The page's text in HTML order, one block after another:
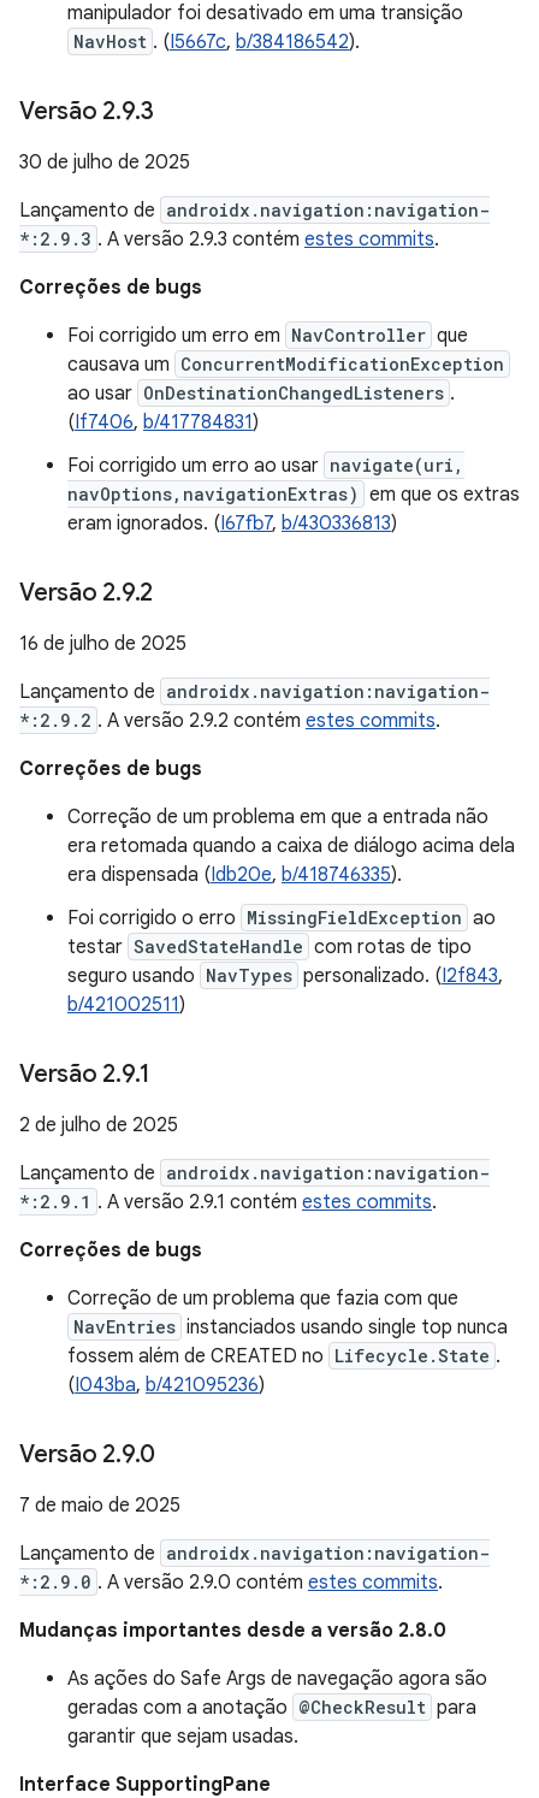
manipulador foi desativado em uma transição
NavHost . (I5667c, b/384186542).
Versão 2.9.3
30 de julho de 2025
Lançamento de androidx.navigation:navigation-
*:2.9.3 . A versão 2.9.3 contém estes commits.
Correções de bugs
Foi corrigido um erro em NavController que
causava um ConcurrentModificationException
ao usar OnDestinationChangedListeners .
(If7406, b/417784831)
Foi corrigido um erro ao usar navigate(uri,
navOptions,navigationExtras) em que os extras
eram ignorados. (I67fb7, b/430336813)
Versão 2.9.2
16 de julho de 2025
Lançamento de androidx.navigation:navigation-
*:2.9.2 . A versão 2.9.2 contém estes commits.
Correções de bugs
Correção de um problema em que a entrada não
era retomada quando a caixa de diálogo acima dela
era dispensada (Idb20e, b/418746335).
Foi corrigido o erro MissingFieldException ao
testar SavedStateHandle com rotas de tipo
seguro usando NavTypes personalizado. (I2f843,
b/421002511)
Versão 2.9.1
2 de julho de 2025
Lançamento de androidx.navigation:navigation-
*:2.9.1 . A versão 2.9.1 contém estes commits.
Correções de bugs
Correção de um problema que fazia com que
NavEntries instanciados usando single top nunca
fossem além de CREATED no Lifecycle.State .
(I043ba, b/421095236)
Versão 2.9.0
7 de maio de 2025
Lançamento de androidx.navigation:navigation-
*:2.9.0 . A versão 2.9.0 contém estes commits.
Mudanças importantes desde a versão 2.8.0
As ações do Safe Args de navegação agora são
geradas com a anotação @CheckResult para
garantir que sejam usadas.
Interface SupportingPane